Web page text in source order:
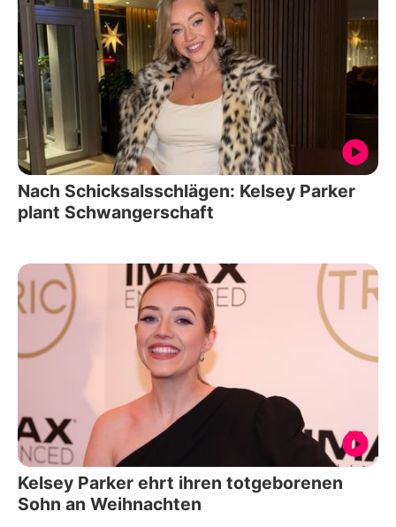
Nach Schicksalsschlägen: Kelsey Parker
plant Schwangerschaft
Kelsey Parker ehrt ihren totgeborenen
Sohn an Weihnachten